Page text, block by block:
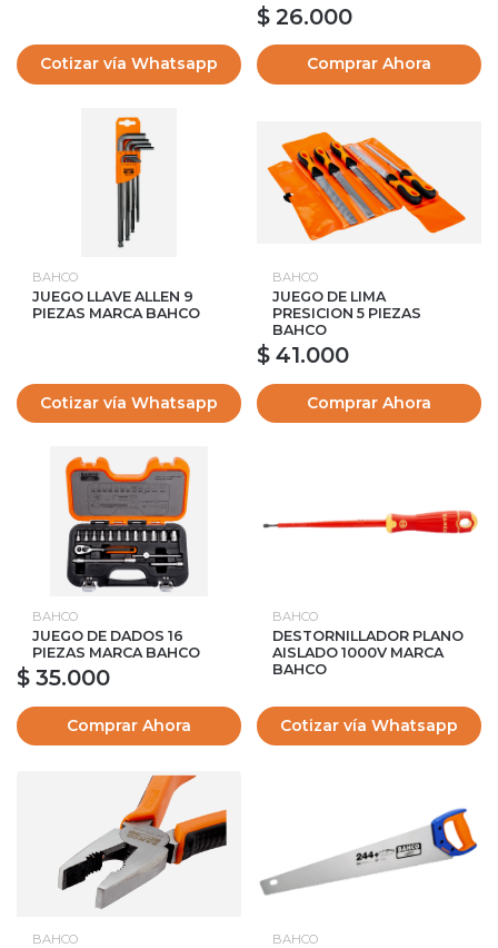
Cotizar vía Whatsapp
$ 26.000
Comprar Ahora
BAHCO
JUEGO LLAVE ALLEN 9
PIEZAS MARCA BAHCO
Cotizar vía Whatsapp
BAHCO
JUEGO DE LIMA
PRESICION 5 PIEZAS
BAHCO
$ 41.000
Comprar Ahora
BAHCO
JUEGO DE DADOS 16
PIEZAS MARCA BAHCO
$ 35.000
Comprar Ahora
BAHCO
DESTORNILLADOR PLANO
AISLADO 1000V MARCA
BAHCO
Cotizar vía Whatsapp
BAHCO BAHCO